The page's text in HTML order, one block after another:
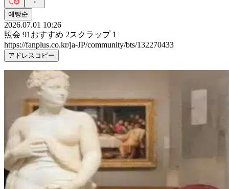
예빵순
2026.07.01 10:26
照会 91 おすすめ 2スクラップ 1
https://fanplus.co.kr/ja-JP/community/bts/132270433
アドレスコピー